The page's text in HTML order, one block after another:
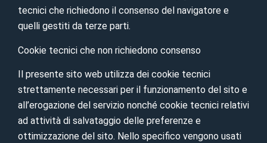
tecnici che richiedono il consenso del navigatore e
quelli gestiti da terze parti.
Cookie tecnici che non richiedono consenso
Il presente sito web utilizza dei cookie tecnici
strettamente necessari per il funzionamento del sito e
all’erogazione del servizio nonché cookie tecnici relativi
ad attività di salvataggio delle preferenze e
ottimizzazione del sito. Nello specifico vengono usati